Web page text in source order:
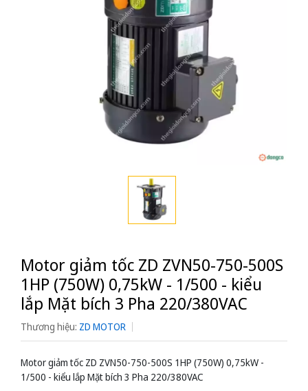
Motor giảm tốc ZD ZVN50-750-500S
1HP (750W) 0,75kW - 1/500 - kiểu
lắp Mặt bích 3 Pha 220/380VAC
Thương hiệu: ZD MOTOR
Motor giảm tốc ZD ZVN50-750-500S 1HP (750W) 0,75kW -
1/500 - kiểu lắp Mặt bích 3 Pha 220/380VAC